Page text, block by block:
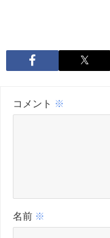
コメント ※
名前 ※